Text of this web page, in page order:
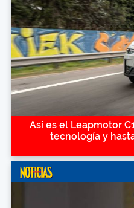
Así es el Leapmotor
tecnología y